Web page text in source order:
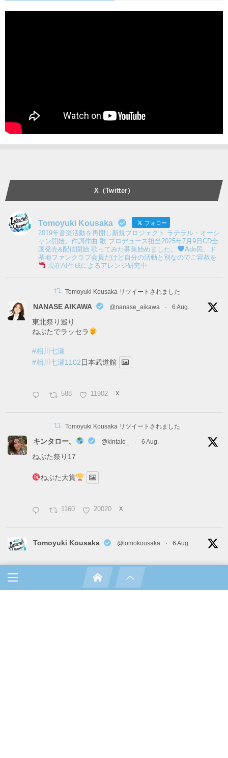
X（Twitter）
Tomoyuki Kousaka フォロー
2019年音楽活動を再開し新規プロジェクト ラテラル・オーシ
ャン開始。作詞作曲.歌.プロデュース担当2025年7月9日CD全
国発売&配信開始.歌ってみた募集始めました。
Ado民、ド
基地ファンクラブ会員だけど自分の活動と別なのでご容赦を
現在AI生成によるアレンジ研究中
Tomoyuki Kousaka リツイートされました
NANASE AIKAWA @nanase_aikawa · 6 Aug.
東北祭り巡り
ねぶたでラッセラ
#相川七瀬
#相川七瀬1102日本武道館
588 11902 X
Tomoyuki Kousaka リツイートされました
キンタロー。 @kintalo_ · 6 Aug.
ねぶた祭り17
ねぶた大賞
1160 20020 X
Tomoyuki Kousaka @tomokousaka · 6 Aug.
いる作者なので、サッカー漫画だった時は驚いたけれど、
超人みたいな選手ばかりで漫画面白いですよ。
@ラテラル・オーシャン
tomoyuki kousakaが音楽活動を再開し